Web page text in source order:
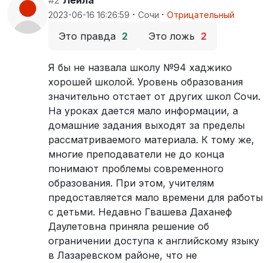
2023-06-16 16:26:59 · Сочи · Отрицательный
Это правда 2 Это ложь 2
Я бы не назвала школу №94 хаджико
хорошей школой. Уровень образования
значительно отстает от других школ Сочи.
На уроках дается мало информации, а
домашние задания выходят за пределы
рассматриваемого материала. К тому же,
многие преподаватели не до конца
понимают проблемы современного
образования. При этом, учителям
предоставляется мало времени для работы
с детьми. Недавно Гвашева Даханеф
Даулетовна приняла решение об
ограничении доступа к английскому языку
в Лазаревском районе, что не